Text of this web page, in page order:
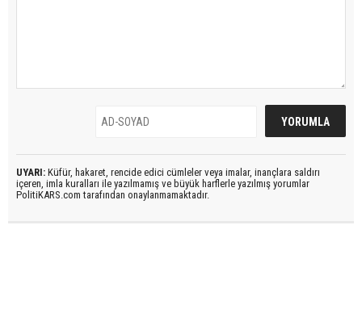
UYARI: Küfür, hakaret, rencide edici cümleler veya imalar, inançlara saldırı
içeren, imla kuralları ile yazılmamış ve büyük harflerle yazılmış yorumlar
PolitiKARS.com tarafından onaylanmamaktadır.